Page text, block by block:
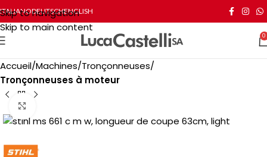
Skip to navigation
Skip to main content
ITALIANODEUTSCHENGLISH
0
Accueil Machines Tronçonneuses
Tronçonneuses à moteur